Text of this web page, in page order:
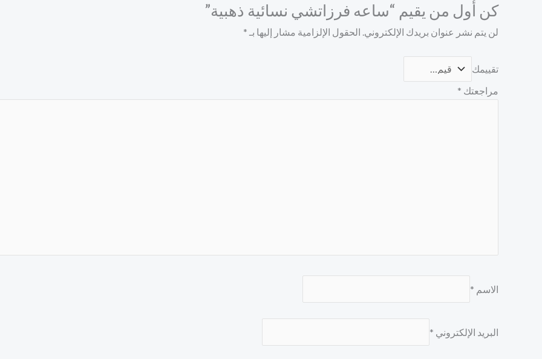
كن أول من يقيم “ساعه فرزاتشي نسائية ذهبية”
لن يتم نشر عنوان بريدك الإلكتروني. الحقول الإلزامية مشار إليها بـ *
تقييمك
مراجعتك *
الاسم *
البريد الإلكتروني *